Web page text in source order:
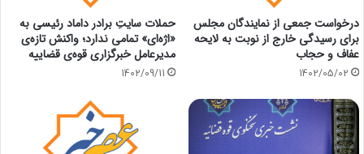
درخواست جمعی از نمایندگان مجلس
برای رسیدگی خارج از نوبت به لایحه
عفاف و حجاب
1402/05/02
حملات سایتِ برادر داماد رئیسی به
«اژه‌ای» تمامی ندارد؛ واکنش تازه‌ی
مدیرعامل خبرگزاری قوه‌ی قضاییه
1402/09/11